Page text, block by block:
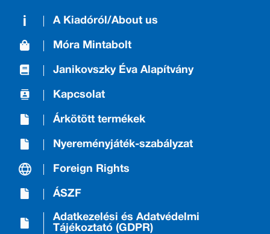
A Kiadóról/About us
Móra Mintabolt
Janikovszky Éva Alapítvány
Kapcsolat
Árkötött termékek
Nyereményjáték-szabályzat
Foreign Rights
ÁSZF
Adatkezelési és Adatvédelmi
Tájékoztató (GDPR)